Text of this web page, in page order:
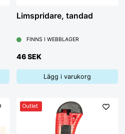
Limspridare, tandad
FINNS I WEBBLAGER
46 SEK
Lägg i varukorg
Outlet